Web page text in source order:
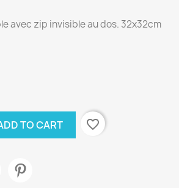
avec zip invisible au dos. 32x32cm
TO CART favorite_border